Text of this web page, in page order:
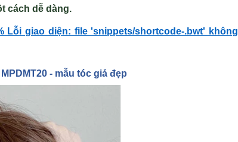
cách dễ dàng.
Lỗi giao diện: file 'snippets/shortcode-.bwt' không
- mẫu tóc giả đẹp